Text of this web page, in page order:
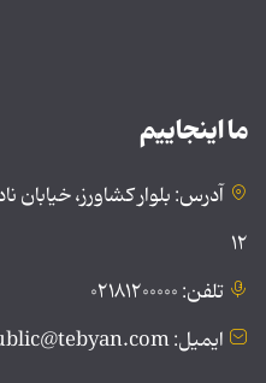
ما اینجاییم
آدرس: بلوار کشاورز،
۱۲
تلفن: ۰۲۱۸۱۲۰۰۰۰۰
ایمیل: public@tebyan.com